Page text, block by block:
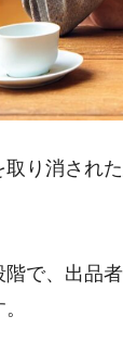
取り消され
階で、出品